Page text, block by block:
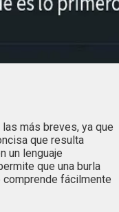
más breves, ya que
que resulta
un lenguaje
que una burla
fácilmente